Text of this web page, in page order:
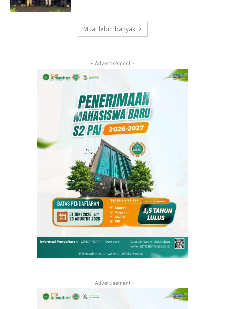
Muat lebih banyak
- Advertisement -
- Advertisement -